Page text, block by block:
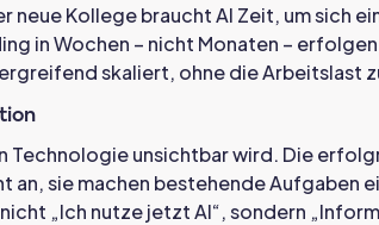
neue Kollege braucht AI Zeit, um sich
in Wochen – nicht Monaten –
skaliert, ohne die Arbeitslast
Technologie unsichtbar wird. Die
an, sie machen bestehende Aufgaben
„Ich nutze jetzt AI“, sondern